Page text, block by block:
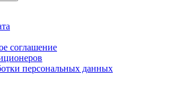
соглашение
персональных данных